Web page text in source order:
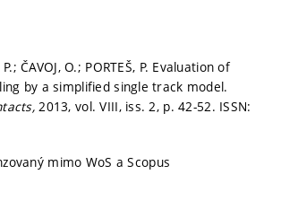
P.; ČAVOJ, O.; PORTEŠ, P. Evaluation of
by a simplified single track model.
2013, vol. VIII, iss. 2, p. 42-52. ISSN:
mimo WoS a Scopus